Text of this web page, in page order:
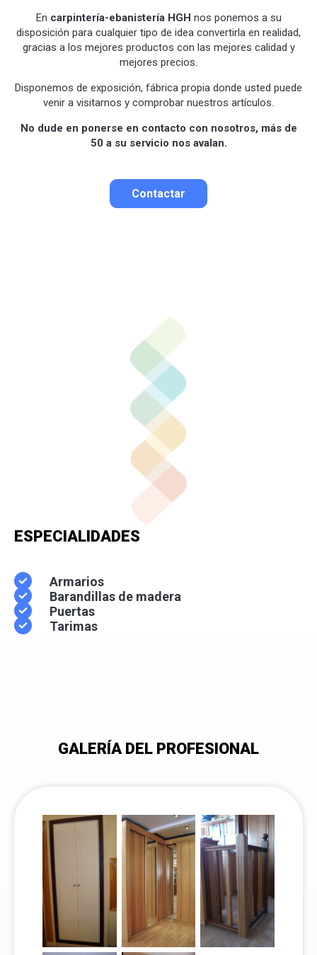
En carpintería-ebanistería HGH nos ponemos a su
disposición para cualquier tipo de idea convertirla en realidad,
gracias a los mejores productos con las mejores calidad y
mejores precios.
Disponemos de exposición, fábrica propia donde usted puede
venir a visitarnos y comprobar nuestros artículos.
No dude en ponerse en contacto con nosotros, más de
50 a su servicio nos avalan.
Contactar
ESPECIALIDADES
Armarios
Barandillas de madera
Puertas
Tarimas
GALERÍA DEL PROFESIONAL